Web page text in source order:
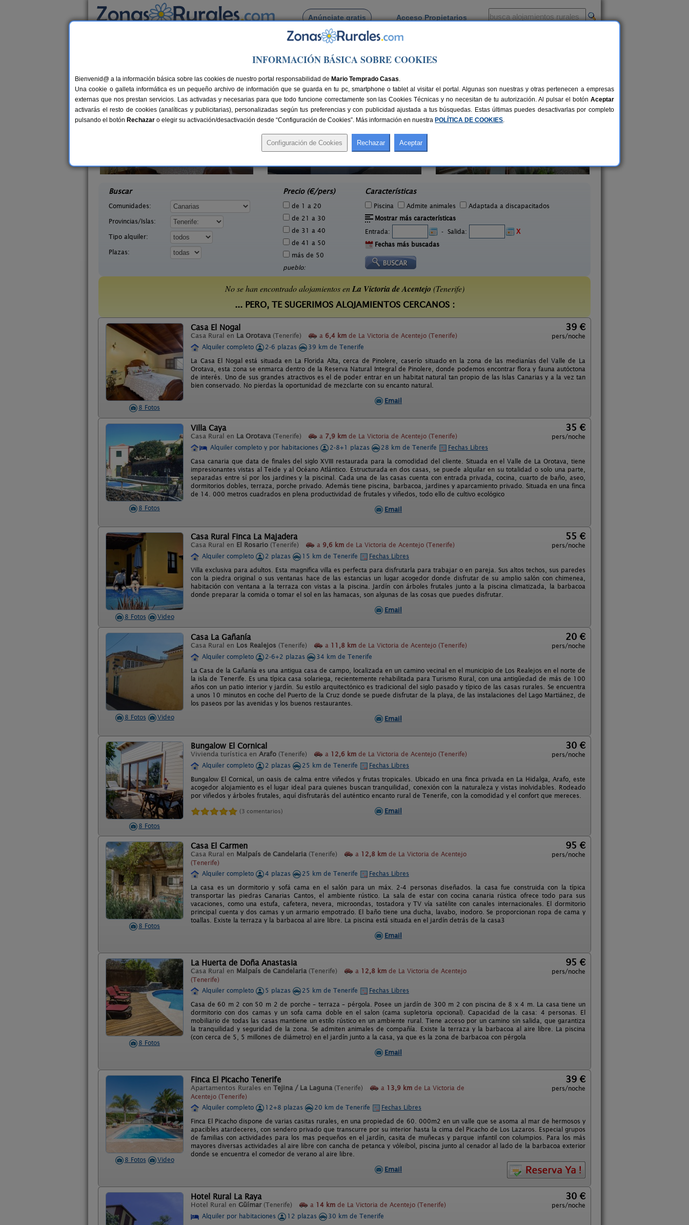
Anúnciate gratis Acceso Propietarios
Busca por pueblo
> La Victoria de Acentejo
Casas Rurales cerca de La Victoria de Acentejo
39 €
Casa Cantito
Buscar
Comunidades:
Provincias/Islas:
Tipo alquiler:
Plazas:
Precio (€/pers)
de 1 a 20
de 21 a 30
de 31 a 40
de 41 a 50
más de 50
pueblo:
Características
Piscina Admite animales
Adaptada a discapacitados
Mostrar más características
Entrada:
- Salida:
X
Fechas más buscadas
No se han encontrado alojamientos enLa Victoria de Acentejo (Tenerife)
... PERO, TE SUGERIMOS ALOJAMIENTOS CERCANOS :
8 Fotos
Casa El Nogal
Casa Rural en La Orotava (Tenerife) a 6,4 km de La Victoria de Acentejo (Tenerife)
39 €
pers/noche
Alquiler completo
2-6 plazas
39 km de Tenerife
La Casa El Nogal está situada en La Florida Alta, cerca de Pinolere, caserío situado en la zona de las medianías del Valle de La
Orotava, esta zona se enmarca dentro de la Reserva Natural Integral de Pinolere, donde podemos encontrar flora y fauna autóctona
de interés. Uno de sus grandes atractivos es el de poder entrar en un habitat natural tan propio de las Islas Canarias y a la vez tan
bien conservado. No pierdas la oportunidad de mezclarte con su encanto natural.
Email
8 Fotos
Villa Caya
Casa Rural en La Orotava (Tenerife) a 7,9 km de La Victoria de Acentejo (Tenerife)
35 €
pers/noche
Alquiler completo y por habitaciones
2-8+1 plazas 28 km de Tenerife
Fechas Libres
Casa canaria que data de finales del siglo XVIII restaurada para la comodidad del cliente. Situada en el Valle de La Orotava, tiene
impresionantes vistas al Teide y al Océano Atlántico. Estructurada en dos casas, se puede alquilar en su totalidad o solo una parte,
separadas entre sí por los jardines y la piscinal. Cada una de las casas cuenta con entrada privada, cocina, cuarto de baño, aseo,
dormitorios dobles, terraza, porche privado. Además tiene piscina, barbacoa, jardines y aparcamiento privado. Situada en una finca
de 14. 000 metros cuadrados en plena productividad de frutales y viñedos, todo ello de cultivo ecológico
Email
8 Fotos Video
Casa Rural Finca La Majadera
Casa Rural en El Rosario (Tenerife) a 9,6 km de La Victoria de Acentejo (Tenerife)
55 €
pers/noche
Alquiler completo
2 plazas 15 km de Tenerife
Fechas Libres
Villa exclusiva para adultos. Esta magnifica villa es perfecta para disfrutarla para trabajar o en pareja. Sus altos techos, sus paredes
con la piedra original o sus ventanas hace de las estancias un lugar acogedor donde disfrutar de su amplio salón con chimenea,
habitación con ventana a la terraza con vistas a la piscina. Jardín con árboles frutales junto a la piscina climatizada, la barbacoa
donde preparar la comida o tomar el sol en las hamacas, son algunas de las cosas que puedes disfrutar.
Email
8 Fotos Video
Casa La Gañanía
Casa Rural en Los Realejos (Tenerife) a 11,8 km de La Victoria de Acentejo (Tenerife)
20 €
pers/noche
Alquiler completo
2-6+2 plazas
34 km de Tenerife
La Casa de la Gañanía es una antigua casa de campo, localizada en un camino vecinal en el municipio de Los Realejos en el norte de
la isla de Tenerife. Es una típica casa solariega, recientemente rehabilitada para Turismo Rural, con una antigüedad de más de 100
años con un patio interior y jardín. Su estilo arquitectónico es tradicional del siglo pasado y típico de las casas rurales. Se encuentra
a unos 10 minutos en coche del Puerto de la Cruz donde se puede disfrutar de la playa, de las instalaciones del Lago Martiánez, de
los paseos por las avenidas y los buenos restaurantes.
Email
8 Fotos
Bungalow El Cornical
Vivienda turística en Arafo (Tenerife) a 12,6 km de La Victoria de Acentejo (Tenerife)
30 €
pers/noche
Alquiler completo
2 plazas 25 km de Tenerife
Fechas Libres
Bungalow El Cornical, un oasis de calma entre viñedos y frutas tropicales. Ubicado en una finca privada en La Hidalga, Arafo, este
acogedor alojamiento es el lugar ideal para quienes buscan tranquilidad, conexión con la naturaleza y vistas inolvidables. Rodeado
por viñedos y árboles frutales, aquí disfrutarás del auténtico encanto rural de Tenerife, con la comodidad y el confort que mereces.
(3 comentarios) Email
8 Fotos
Casa El Carmen
Casa Rural en Malpaís de Candelaria (Tenerife) a 12,8 km de La Victoria de Acentejo
(Tenerife)
95 €
pers/noche
Alquiler completo 4 plazas 25 km de Tenerife
Fechas Libres
La casa es un dormitorio y sofá cama en el salón para un máx. 2-4 personas diseñados. la casa fue construida con la típica
transportar las piedras Canarias Cantos, el ambiente rústico. La sala de estar con cocina canaria rústica ofrece todo para sus
vacaciones, como una estufa, cafetera, nevera, microondas, tostadora y TV vía satélite con canales internacionales. El dormitorio
principal cuenta y dos camas y un armario empotrado. El baño tiene una ducha, lavabo, inodoro. Se proporcionan ropa de cama y
toallas. Existe la terraza y la barbacoa al aire libre. La piscina está situada en el jardín detrás de la casa3
Email
8 Fotos
La Huerta de Doña Anastasia
Casa Rural en Malpaís de Candelaria (Tenerife) a 12,8 km de La Victoria de Acentejo
(Tenerife)
95 €
pers/noche
Alquiler completo 5 plazas 25 km de Tenerife
Fechas Libres
Casa de 60 m 2 con 50 m 2 de porche – terraza – pérgola. Posee un jardín de 300 m 2 con piscina de 8 x 4 m. La casa tiene un
dormitorio con dos camas y un sofa cama doble en el salon (cama supletoria opcional). Capacidad de la casa: 4 personas. El
mobiliario de todas las casas mantiene un estilo rústico en un ambiente rural. Tiene acceso por un camino sin salida, que garantiza
la tranquilidad y seguridad de la zona. Se admiten animales de compañía. Existe la terraza y la barbacoa al aire libre. La piscina
(con cerca de 5, 5 millones de diámetro) en el jardín junto a la casa, ya que es la zona de barbacoa con pérgola
Email
8 Fotos Video
Finca El Picacho Tenerife
Apartamentos Rurales en Tejina / La Laguna (Tenerife) a 13,9 km de La Victoria de
Acentejo (Tenerife)
39 €
pers/noche
Alquiler completo 12+8 plazas 20 km de Tenerife
Fechas Libres
Finca El Picacho dispone de varias casitas rurales, en una propiedad de 60. 000m2 en un valle que se asoma al mar de hermosos y
apacibles atardeceres, con sendero privado que transcurre por su interior hasta la cima del Picacho de Los Lazaros. Especial grupos
de familias con actividades para los mas pequeños en el jardín, casita de muñecas y parque infantil con columpios. Para los más
mayores diversas actividades al aire libre con cancha de petanca y vóleibol, piscina junto al cenador al lado de la barbacoa exterior
donde se encuentra el comedor de verano al aire libre.
Email
Hotel Rural La Raya
Hotel Rural en Güímar (Tenerife) a 14 km de La Victoria de Acentejo (Tenerife)
30 €
pers/noche
Alquiler por habitaciones
12 plazas
30 km de Tenerife
INFORMACIÓN BÁSICA SOBRE COOKIES
Bienvenid@ a la información básica sobre las cookies de nuestro portal responsabilidad de Mario Temprado Casas.
Una cookie o galleta informática es un pequeño archivo de información que se guarda en tu pc, smartphone o tablet al visitar el portal. Algunas son nuestras y otras pertenecen a empresas
externas que nos prestan servicios. Las activadas y necesarias para que todo funcione correctamente son las Cookies Técnicas y no necesitan de tu autorización. Al pulsar el botón Aceptar
activarás el resto de cookies (analíticas y publicitarias), personalizadas según tus preferencias y con publicidad ajustada a tus búsquedas. Estas últimas puedes desactivarlas por completo
pulsando el botón Rechazar o elegir su activación/desactivación desde “Configuración de Cookies”. Más información en nuestra POLÍTICA DE COOKIES.